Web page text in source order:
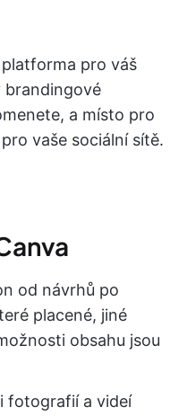
pro váš
brandingové
a místo pro
vaše sociální sítě.
od návrhů po
placené, jiné
obsahu jsou
fotografií a videí